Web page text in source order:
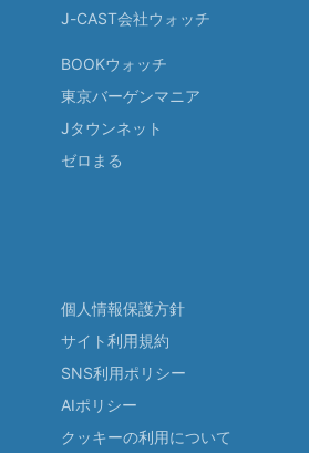
J-CAST会社ウォッチ
BOOKウォッチ
東京バーゲンマニア
Jタウンネット
ゼロまる
個人情報保護方針
サイト利用規約
SNS利用ポリシー
AIポリシー
クッキーの利用について